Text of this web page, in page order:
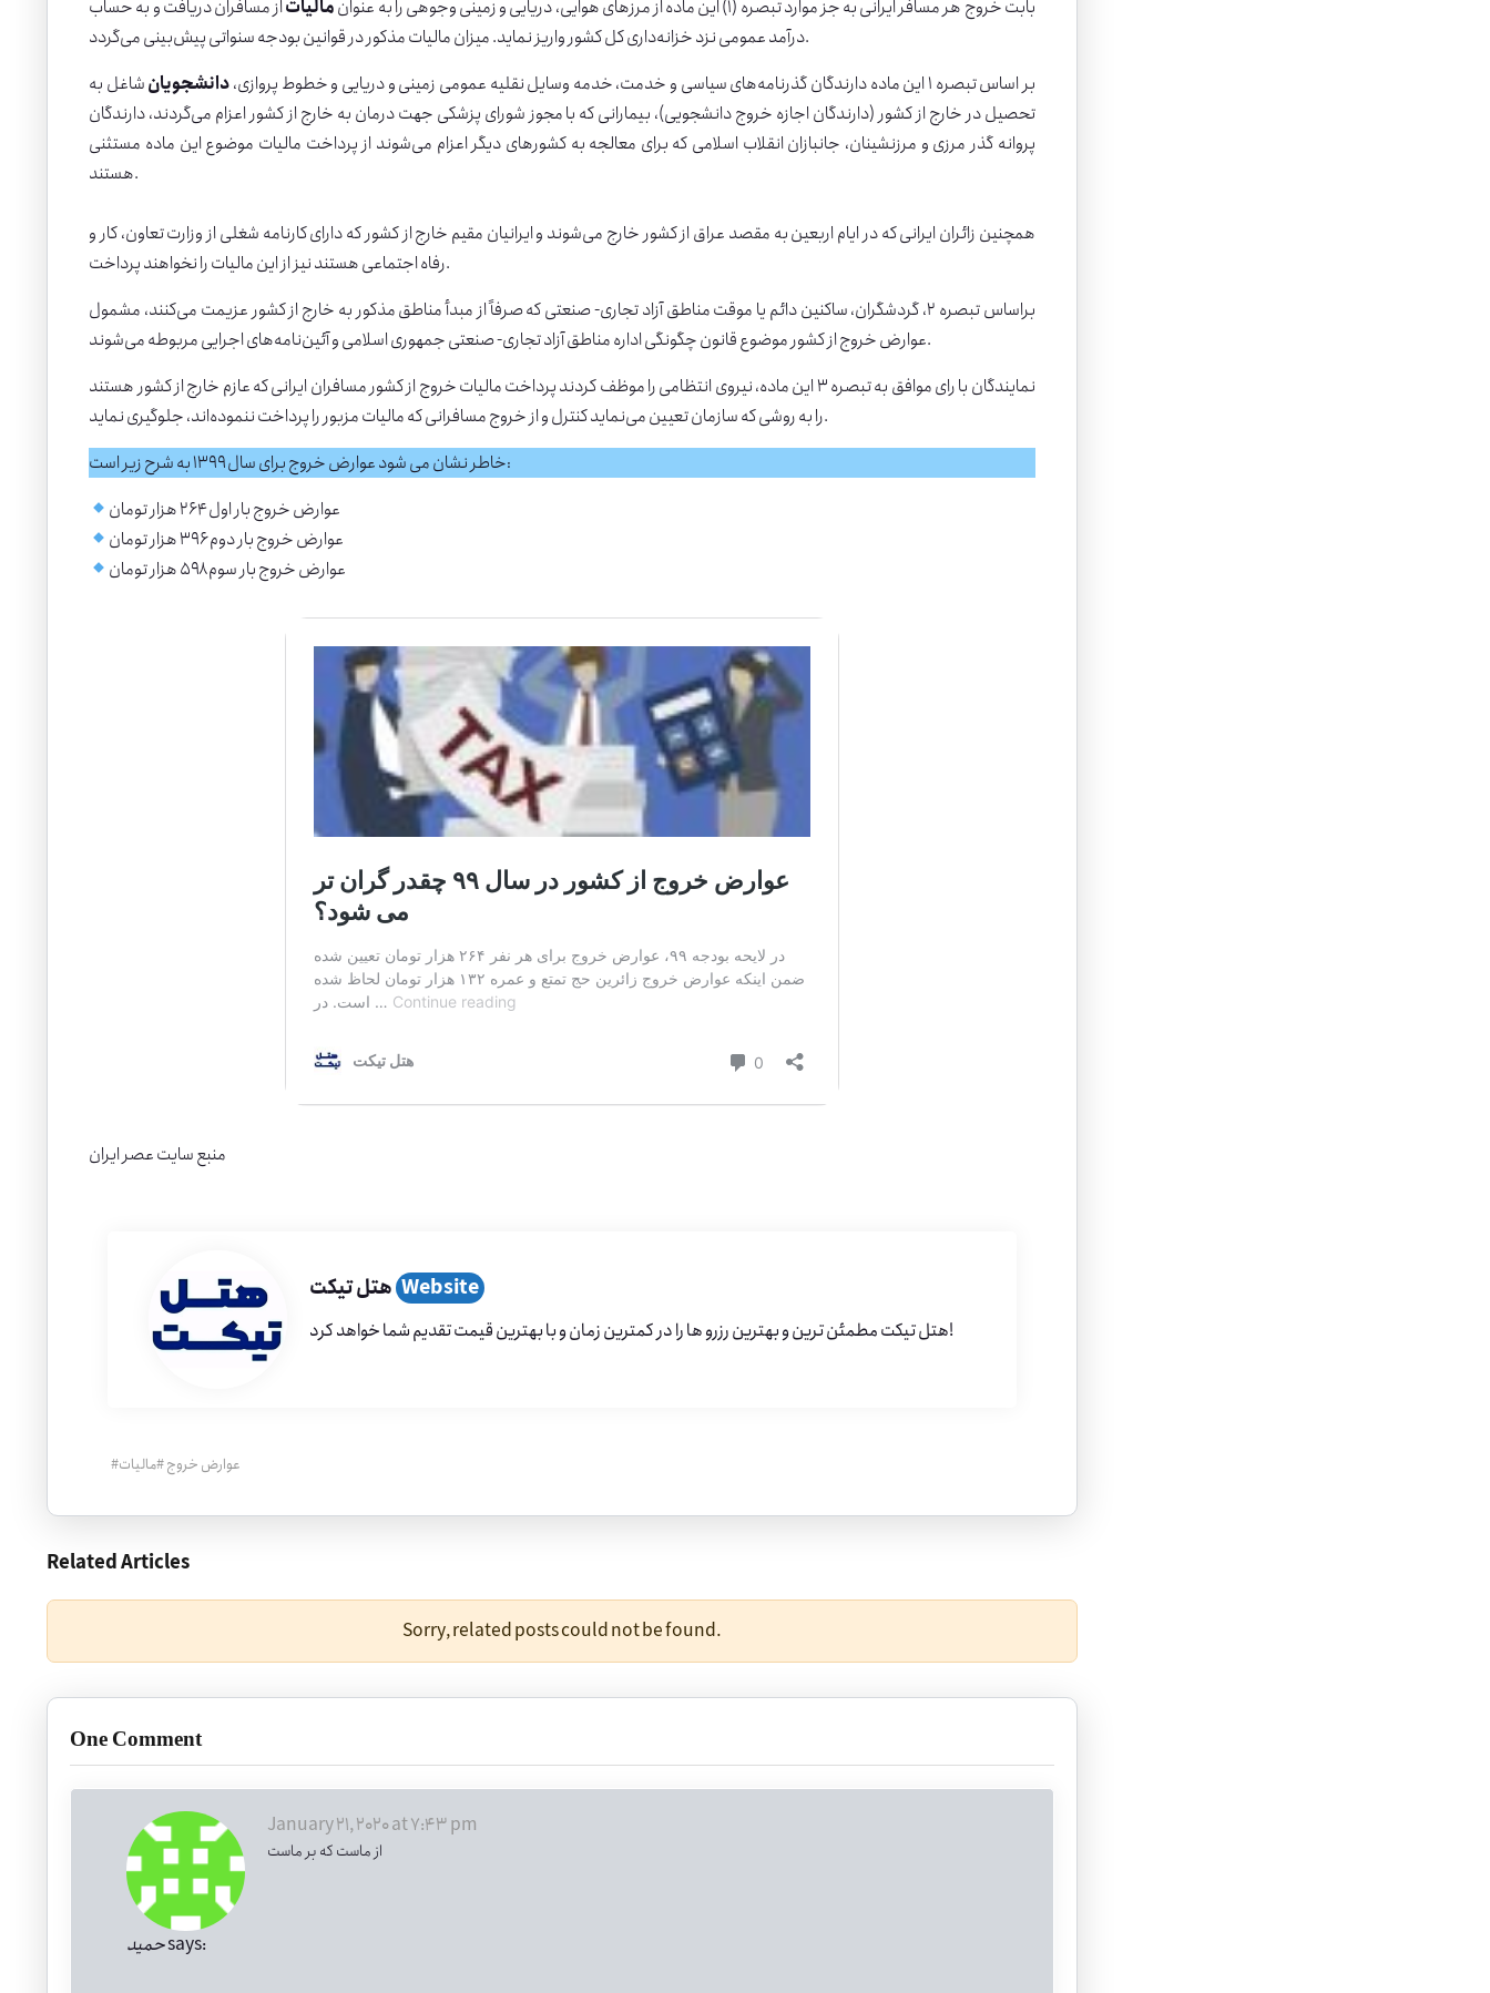
بابت خروج هر مسافر ایرانی به جز موارد تبصره (۱) این ماده از مرزهای هوایی، دریایی و زمینی وجوهی را به عنوان
مالیاتاز مسافران دریافت و به حساب
درآمد عمومی نزد خزانه‌داری کل کشور واریز نماید. میزان مالیات مذکور در قوانین بودجه سنواتی پیش‌بینی می‌گردد.
بر اساس تبصره ۱ این ماده دارندگان گذرنامه‌های سیاسی و خدمت، خدمه وسایل نقلیه عمومی زمینی و دریایی و خطوط پروازی،
دانشجویانشاغل به
تحصیل در خارج از کشور (دارندگان اجازه خروج دانشجویی)، بیمارانی که با مجوز شورای پزشکی جهت درمان به خارج از کشور اعزام می‌گردند، دارندگان
پروانه گذر مرزی و مرزنشینان، جانبازان انقلاب اسلامی که برای معالجه به کشورهای دیگر اعزام می‌شوند از پرداخت مالیات موضوع این ماده مستثنی
هستند.
همچنین زائران ایرانی که در ایام اربعین به مقصد عراق از کشور خارج می‌شوند و ایرانیان مقیم خارج از کشور که دارای کارنامه شغلی از وزارت تعاون، کار و
رفاه اجتماعی هستند نیز از این مالیات را نخواهند پرداخت.
براساس تبصره ۲، گردشگران، ساکنین دائم یا موقت مناطق آزاد تجاری- صنعتی که صرفاً از مبدأ مناطق مذکور به خارج از کشور عزیمت می‌کنند، مشمول
عوارض خروج از کشور موضوع قانون چگونگی اداره مناطق آزاد تجاری- صنعتی جمهوری اسلامی و آئین‌نامه‌های اجرایی مربوطه می‌شوند.
نمایندگان با رای موافق به تبصره ۳ این ماده، نیروی انتظامی را موظف کردند پرداخت مالیات خروج از کشور مسافران ایرانی که عازم خارج از کشور هستند
را به روشی که سازمان تعیین می‌نماید کنترل و از خروج مسافرانی که مالیات مزبور را پرداخت ننموده‌اند، جلوگیری نماید.
خاطر نشانمی شود عوارض خروج برای سال ۱۳۹۹ به شرح زیر است:
عوارض خروج بار اول ۲۶۴ هزار تومان
عوارض خروج بار دوم ۳۹۶ هزار تومان
عوارض خروج بار سوم ۵۹۸ هزار تومان
منبع سایت عصر ایران
هتل تیکتWebsite
هتل تیکت مطمئن ترین و بهترین رزرو ها را در کمترین زمان و با بهترین قیمت تقدیم شما خواهد کرد!
# عوارض خروج#مالیات
Related Articles
Sorry, related posts could not be found.
One Comment
حميدsays:
January 21, 2020 at 7:43 pm
از ماست که بر ماست